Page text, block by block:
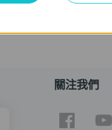
關注我們